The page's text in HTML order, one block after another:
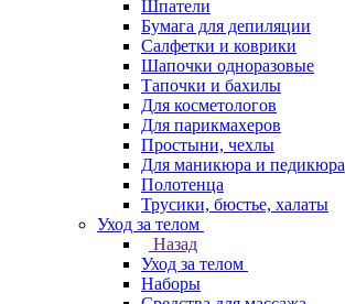
Шпатели
Бумага для депиляции
Салфетки и коврики
Шапочки одноразовые
Тапочки и бахилы
Для косметологов
Для парикмахеров
Простыни, чехлы
Для маникюра и педикюра
Полотенца
Трусики, бюстье, халаты
Уход за телом
Назад
Уход за телом
Наборы